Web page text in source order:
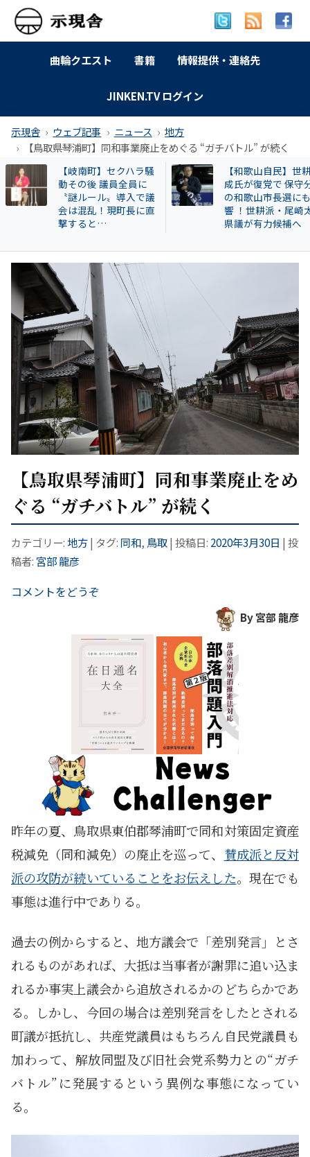
曲輪クエスト 書籍 情報提供・連絡先
JINKEN.TV ログイン
示現舎 ウェブ記事 ニュース
地方
【鳥取県琴浦町】同和事業廃止をめぐる “ガチバトル” が続く
【和歌山自民】世耕弘
成氏が復党で 保守分裂
の和歌山市長選にも影
響 ！世耕派・尾崎太郎
県議が有力候補へ
【告発スクープ】
興毅氏も被害者?
い牛肉投資に関与
片桐章浩和歌山県
説明を求める!
【鳥取県琴浦町】同和事業廃止をめ
ぐる “ガチバトル” が続く
カテゴリー: 地方| タグ: 同和, 鳥取| 投稿日: 2020年3月30日 | 投
稿者: 宮部 龍彦
コメントをどうぞ
By 宮部 龍彦
昨年の夏、鳥取県東伯郡琴浦町で同和対策固定資産
税減免（同和減免）の廃止を巡って、 賛成派と反対
派の攻防が続いていることをお伝えした。現在でも
事態は進行中でありる。
過去の例からすると、地方議会で「差別発言」とさ
れるものがあれば、大抵は当事者が謝罪に追い込ま
れるか事実上議会から追放されるかのどちらかであ
る。しかし、今回の場合は差別発言をしたとされる
町議が抵抗し、共産党議員はもちろん自民党議員も
加わって、解放同盟及び旧社会党系勢力との“ガチ
バトル”に発展するという異例な事態になってい
る。